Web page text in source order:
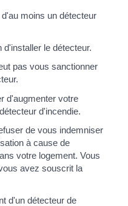
moins un détecteur
d'installer le détecteur.
pas vous sanctionner
d'augmenter votre
d'incendie.
de vous indemniser
à cause de
votre logement. Vous
avez souscrit la
d'un détecteur de